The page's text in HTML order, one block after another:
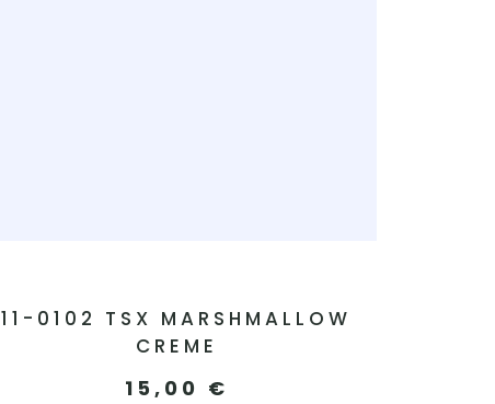
11-0102 TSX MARSHMALLOW
CREME
15,00 €